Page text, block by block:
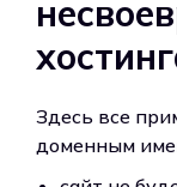
Здесь все
доменным